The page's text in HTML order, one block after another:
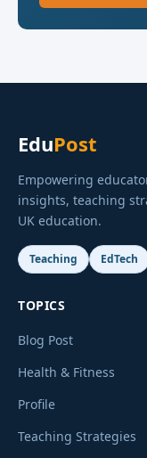
EduPost
Empowering
insights, teaching
UK education.
Teaching EdTech
TOPICS
Blog Post
Health & Fitness
Profile
Teaching Strategies